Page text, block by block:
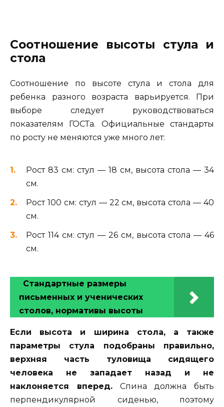
Соотношение высоты стула и
стола
Соотношение по высоте стула и стола для
ребенка разного возраста варьируется. При
выборе следует руководствоваться
показателям ГОСТа. Официальные стандарты
по росту не меняются уже много лет:
Рост 83 см: стул — 18 см, высота стола — 34
см.
Рост 100 см: стул — 22 см, высота стола — 40
см.
Рост 114 см: стул — 26 см, высота стола — 46
см.
Стандартные размеры
письменных и ученических
столов, нормативы высоты
Если высота и ширина стола, а также
параметры стула подобраны правильно,
верхняя часть туловища сидящего
человека не западает назад и не
наклоняется вперед.Спина должна быть
перпендикулярной сиденью, поэтому